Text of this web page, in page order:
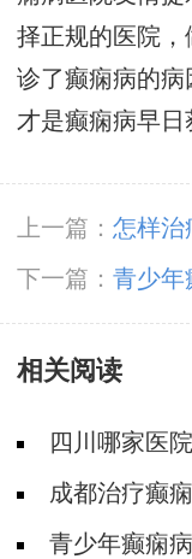
择正规的医院
诊了癫痫病的
才是癫痫病早日
上一篇： 怎样治
下一篇： 青少年
相关阅读
四川哪家医
病因有什么?
成都治疗癫
办呢?青少年癫痫